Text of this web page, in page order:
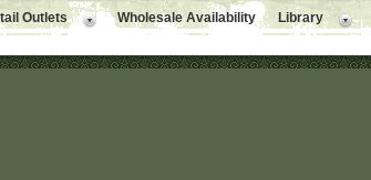
Outlets Wholesale Availability Library